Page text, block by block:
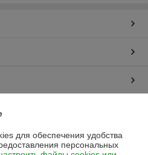
для обеспечения удобства
персональных